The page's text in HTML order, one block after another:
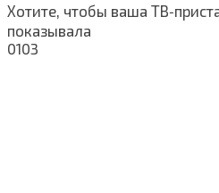
Хотите, чтобы ваша
показывала
0103